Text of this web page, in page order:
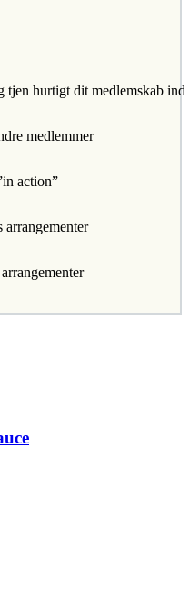
tjen hurtigt dit medlemskab ind
medlemmer
action”
arrangementer